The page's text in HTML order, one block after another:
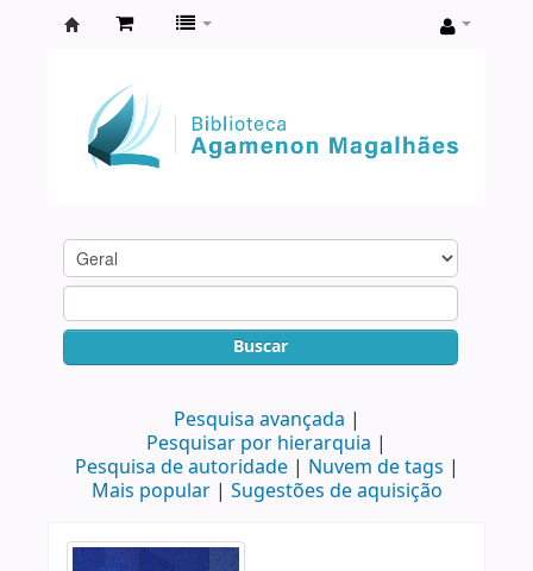
Agamenon
Magalhães
Buscar
Pesquisa avançada
Pesquisar por hierarquia
Pesquisa de autoridade
Nuvem de tags
Mais popular
Sugestões de aquisição